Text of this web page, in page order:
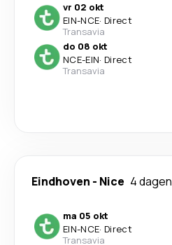
vr 02 okt
EIN-NCE· Direct
Transavia
do 08 okt
NCE-EIN· Direct
Transavia
Eindhoven - Nice 4 dagen
ma 05 okt
EIN-NCE· Direct
Transavia